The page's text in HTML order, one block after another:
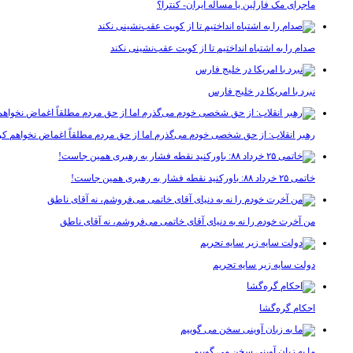
ماجرای مک فارلین یا مسأله ایران- کنترا؟
صدام را به اشتباه انداختیم تا از کویت عقب‌نشینی نکند
نبرد با امریکا در خلیج فارس
رهبر انقلاب: از حق شخصی خودم می‌گذرم اما از حق مردم مطلقاً اغماض نخواهم
خاتمی ۲۵ خرداد ۸۸: باورکنید نقطه فشار به رهبری همین جاست!
من آخرت خودم را نه به دنیای آقای خاتمی می‌فروشم، نه آقای ناطق
دولت سایه زیر سایه تحریم
احکام گره‌گشا